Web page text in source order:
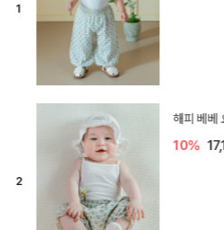
듀이 아기
10%